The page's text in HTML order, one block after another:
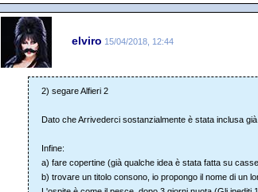
elviro 15/04/2018, 12:44
2) segare Alfieri 2
Dato che Arrivederci sostanzialmente è stata inclusa
Infine:
a) fare copertine (già qualche idea è stata fatta su
b) trovare un titolo consono, io propongo il nome di un